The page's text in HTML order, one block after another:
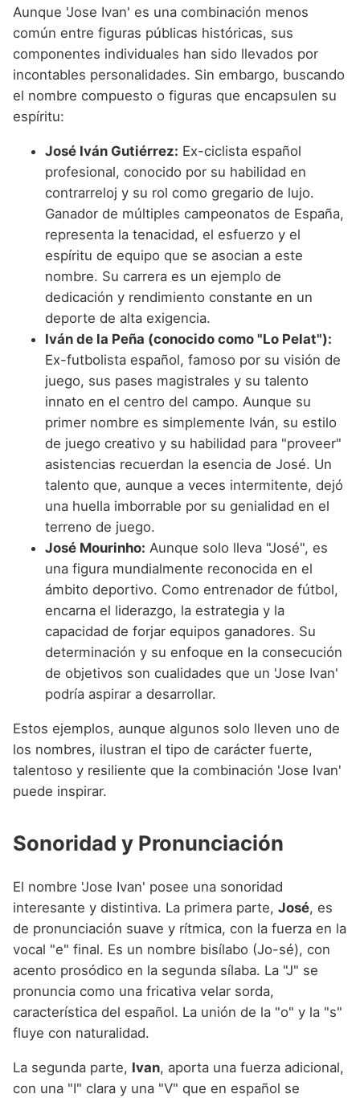
Aunque 'Jose Ivan' es una combinación menos
común entre figuras públicas históricas, sus
componentes individuales han sido llevados por
incontables personalidades. Sin embargo, buscando
el nombre compuesto o figuras que encapsulen su
espíritu:
José Iván Gutiérrez: Ex-ciclista español
profesional, conocido por su habilidad en
contrarreloj y su rol como gregario de lujo.
Ganador de múltiples campeonatos de España,
representa la tenacidad, el esfuerzo y el
espíritu de equipo que se asocian a este
nombre. Su carrera es un ejemplo de
dedicación y rendimiento constante en un
deporte de alta exigencia.
Iván de la Peña (conocido como "Lo Pelat"):
Ex-futbolista español, famoso por su visión de
juego, sus pases magistrales y su talento
innato en el centro del campo. Aunque su
primer nombre es simplemente Iván, su estilo
de juego creativo y su habilidad para "proveer"
asistencias recuerdan la esencia de José. Un
talento que, aunque a veces intermitente, dejó
una huella imborrable por su genialidad en el
terreno de juego.
José Mourinho: Aunque solo lleva "José", es
una figura mundialmente reconocida en el
ámbito deportivo. Como entrenador de fútbol,
encarna el liderazgo, la estrategia y la
capacidad de forjar equipos ganadores. Su
determinación y su enfoque en la consecución
de objetivos son cualidades que un 'Jose Ivan'
podría aspirar a desarrollar.
Estos ejemplos, aunque algunos solo lleven uno de
los nombres, ilustran el tipo de carácter fuerte,
talentoso y resiliente que la combinación 'Jose Ivan'
puede inspirar.
Sonoridad y Pronunciación
El nombre 'Jose Ivan' posee una sonoridad
interesante y distintiva. La primera parte, José, es
de pronunciación suave y rítmica, con la fuerza en la
vocal "e" final. Es un nombre bisílabo (Jo-sé), con
acento prosódico en la segunda sílaba. La "J" se
pronuncia como una fricativa velar sorda,
característica del español. La unión de la "o" y la "s"
fluye con naturalidad.
La segunda parte, Ivan, aporta una fuerza adicional,
con una "I" clara y una "V" que en español se